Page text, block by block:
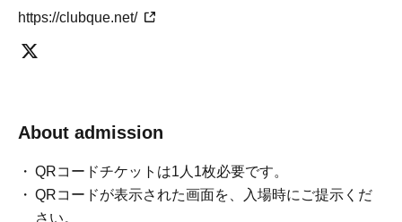
https://clubque.net/
About admission
QRコードチケットは1人1枚必要です。
QRコードが表示された画面を、入場時にご提示くだ
さい。